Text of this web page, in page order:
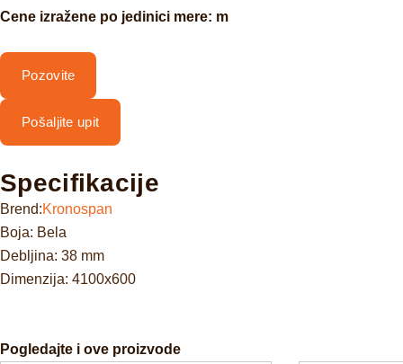
Cene izražene po jedinici mere: m
Pozovite
Pošaljite upit
Specifikacije
Brend:Kronospan
Boja: Bela
Debljina: 38 mm
Dimenzija: 4100x600
Pogledajte i ove proizvode